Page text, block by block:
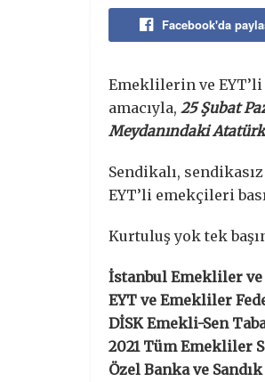
Facebook'da
Emeklilerin ve
amacıyla, 25 Şubat
Meydanındaki
Sendikalı,
EYT’li emekçileri
Kurtuluş yok tek
İstanbul Emekliler
EYT ve Emekliler
DİSK Emekli-Sen
2021 Tüm Emekliler
Özel Banka ve